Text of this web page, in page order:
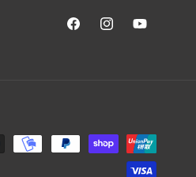
FacebookInstagramYouTube